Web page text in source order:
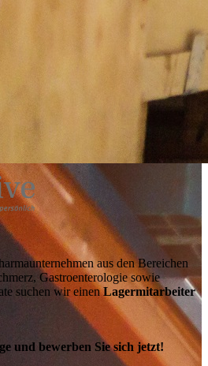
aus den Bereichen
Gastroenterologie sowie
suchen wir einenLagermitarbeiter
und bewerben Sie sich jetzt!